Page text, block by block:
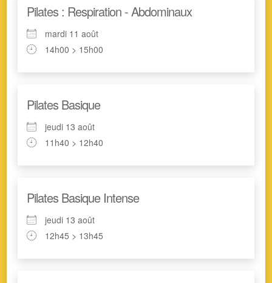
Pilates : Respiration - Abdominaux
mardi 11 août
14h00 > 15h00
Pilates Basique
jeudi 13 août
11h40 > 12h40
Pilates Basique Intense
jeudi 13 août
12h45 > 13h45